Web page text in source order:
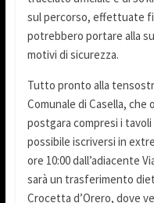
sul percorso, effettuate
potrebbero portare alla
motivi di sicurezza.
Tutto pronto alla
Comunale di Casella,
postgara compresi i
possibile iscriversi in
ore 10:00 dall’adiacente
sarà un trasferimento
Crocetta d’Orero, dove